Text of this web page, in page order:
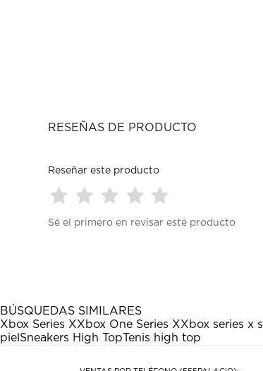
RESEÑAS DE PRODUCTO
Reseñar este producto
para
estrella
Esta
acción
abrirá
para
estrellas.
Esta
acción
abrirá
para
estrellas.
Esta
acción
abrirá
para
estrellas.
Esta
acción
abrirá
para
Esta
acción
abrirá
Sé el primero en revisar este producto
BÚSQUEDAS SIMILARES
Xbox Series XXbox One Series XXbox series x s
piel Sneakers High TopTenis high top